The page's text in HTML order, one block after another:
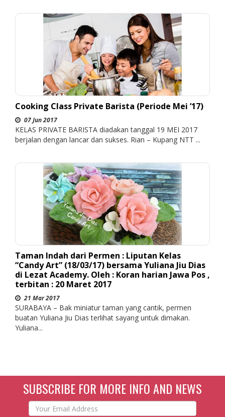
Cooking Class Private Barista (Periode Mei ’17)
07 Jun 2017
KELAS PRIVATE BARISTA diadakan tanggal 19 MEI 2017
berjalan dengan lancar dan sukses. Rian – Kupang NTT ...
Taman Indah dari Permen : Liputan Kelas
“Candy Art” (18/03/17) bersama Yuliana Jiu Dias
di Lezat Academy. Oleh : Koran harian Jawa Pos ,
terbitan : 20 Maret 2017
21 Mar 2017
SURABAYA – Bak miniatur taman yang cantik, permen
buatan Yuliana Jiu Dias terlihat sayang untuk dimakan.
Yuliana...
SUBSCRIBE FOR MORE INFO AND NEWS